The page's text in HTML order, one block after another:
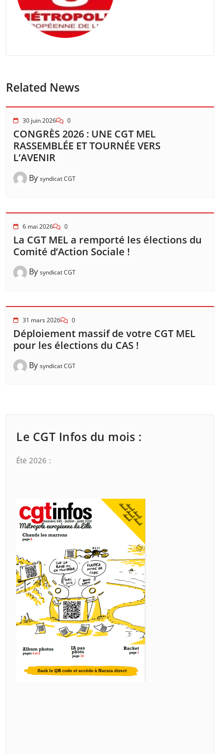
Related News
30 juin 2026 0
CONGRÈS 2026 : UNE CGT MEL
RASSEMBLÉE ET TOURNÉE VERS
L’AVENIR
By syndicat CGT
6 mai 2026 0
La CGT MEL a remporté les élections du
Comité d’Action Sociale !
By syndicat CGT
31 mars 2026 0
Déploiement massif de votre CGT MEL
pour les élections du CAS !
By syndicat CGT
Le CGT Infos du mois :
Été 2026 :